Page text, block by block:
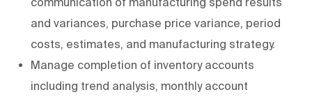
and variances, purchase price variance, period
costs, estimates, and manufacturing strategy.
Manage completion of inventory accounts
including trend analysis, monthly account